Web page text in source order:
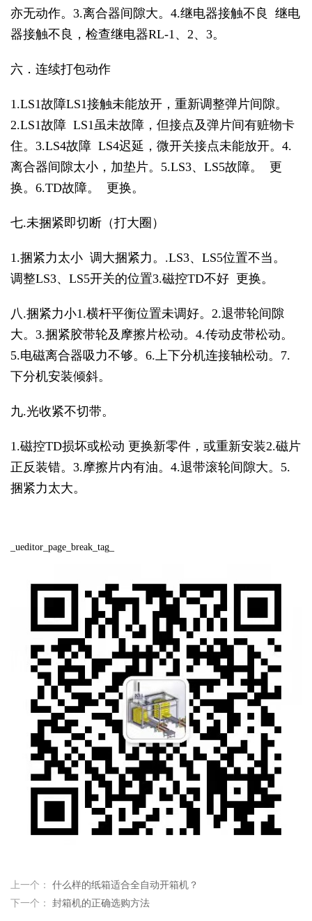
亦无动作。3.离合器间隙大。4.继电器接触不良 继电
器接触不良，检查继电器RL-1、2、3。
六．连续打包动作
1.LS1故障LS1接触未能放开，重新调整弹片间隙。
2.LS1故障 LS1虽未故障，但接点及弹片间有赃物卡
住。3.LS4故障 LS4迟延，微开关接点未能放开。4.
离合器间隙太小，加垫片。5.LS3、LS5故障。 更
换。6.TD故障。 更换。
七.未捆紧即切断（打大圈）
1.捆紧力太小 调大捆紧力。.LS3、LS5位置不当。
调整LS3、LS5开关的位置3.磁控TD不好 更换。
八.捆紧力小1.横杆平衡位置未调好。2.退带轮间隙
大。3.捆紧胶带轮及摩擦片松动。4.传动皮带松动。
5.电磁离合器吸力不够。6.上下分机连接轴松动。7.
下分机安装倾斜。
九.光收紧不切带。
1.磁控TD损坏或松动 更换新零件，或重新安装2.磁片
正反装错。3.摩擦片内有油。4.退带滚轮间隙大。5.
捆紧力太大。
_ueditor_page_break_tag_
上一个： 什么样的纸箱适合全自动开箱机？
下一个： 封箱机的正确选购方法